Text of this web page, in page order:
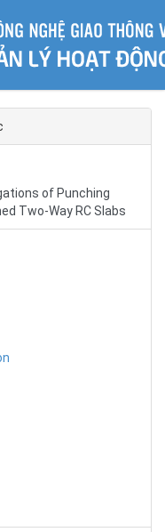
of Punching
Two-Way RC Slabs